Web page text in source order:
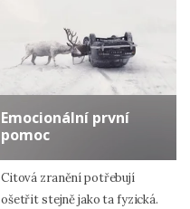
Emocionální první
pomoc
Citová zranění potřebují
ošetřit stejně jako ta fyzická.